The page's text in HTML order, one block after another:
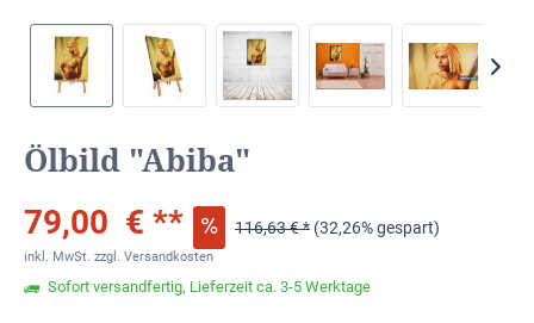
Ölbild "Abiba"
79,00 € ** 116,63 € * (32,26% gespart)
inkl. MwSt. zzgl. Versandkosten
Sofort versandfertig, Lieferzeit ca. 3-5 Werktage